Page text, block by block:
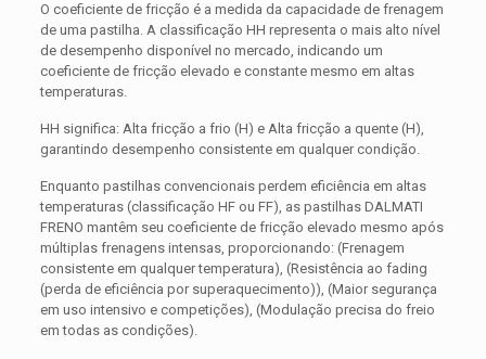
O coeficiente de fricção é a medida da capacidade de frenagem
de uma pastilha. A classificação HH representa o mais alto nível
de desempenho disponível no mercado, indicando um
coeficiente de fricção elevado e constante mesmo em altas
temperaturas.
HH significa: Alta fricção a frio (H) e Alta fricção a quente (H),
garantindo desempenho consistente em qualquer condição.
Enquanto pastilhas convencionais perdem eficiência em altas
temperaturas (classificação HF ou FF), as pastilhas DALMATI
FRENO mantêm seu coeficiente de fricção elevado mesmo após
múltiplas frenagens intensas, proporcionando: (Frenagem
consistente em qualquer temperatura), (Resistência ao fading
(perda de eficiência por superaquecimento)), (Maior segurança
em uso intensivo e competições), (Modulação precisa do freio
em todas as condições).